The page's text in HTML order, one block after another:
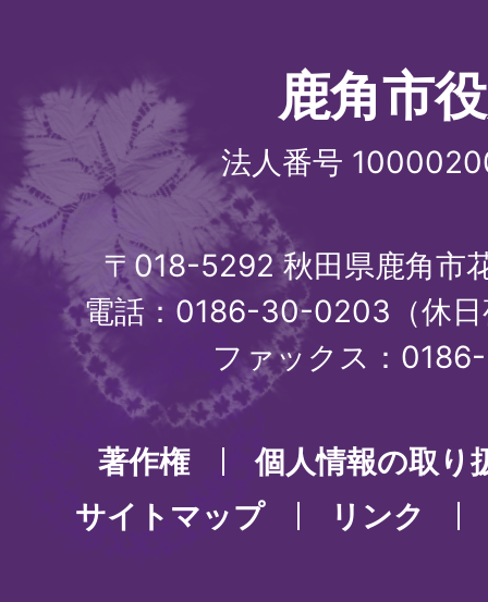
鹿角市
法人番号
〒018-5292 秋田県鹿角市
電話：0186-30-0203（休
ファックス：
著作権
個人情報の取り
サイトマップ
リンク